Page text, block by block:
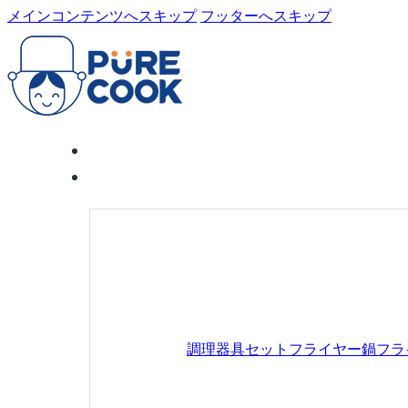
メインコンテンツへスキップ フッターへスキップ
調理器具セット フライヤー鍋フ